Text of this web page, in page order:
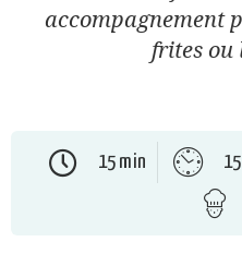
accompagnement
frites ou
15 min